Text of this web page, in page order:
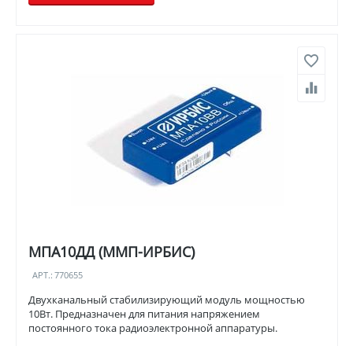
МПА10ДД (ММП-ИРБИС)
АРТ.: 770655
Двухканальный стабилизирующий модуль мощностью
10Вт. Предназначен для питания напряжением
постоянного тока радиоэлектронной аппаратуры.